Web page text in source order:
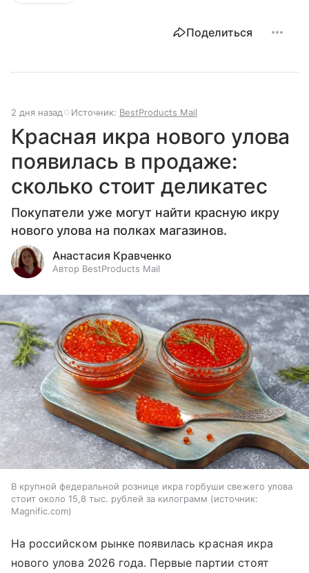
Поделиться
2 дня назад Источник: BestProducts Mail
Красная икра нового улова
появилась в продаже:
сколько стоит деликатес
Покупатели уже могут найти красную икру
нового улова на полках магазинов.
Анастасия Кравченко
Автор BestProducts Mail
В крупной федеральной рознице икра горбуши свежего улова
стоит около 15,8 тыс. рублей за килограмм
источник:
Magnific.com
На российском рынке появилась красная икра
нового улова 2026 года. Первые партии стоят